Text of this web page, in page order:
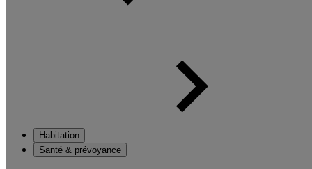
Habitation
Santé & prévoyance